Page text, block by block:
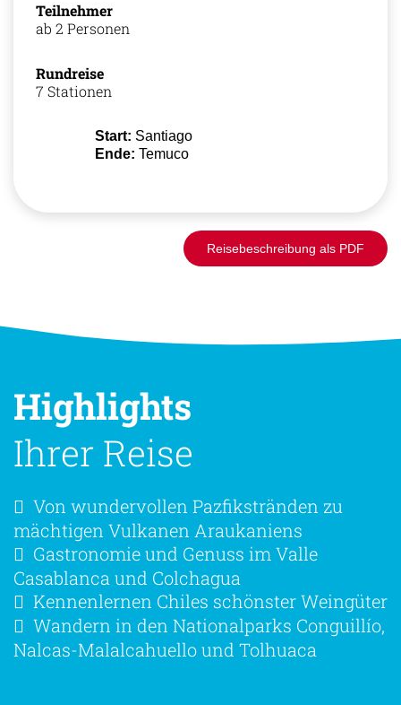
Teilnehmer
ab 2 Personen
Rundreise
7 Stationen
Start: Santiago
Ende: Temuco
Reisebeschreibung als PDF
Highlights
Ihrer Reise
Von wundervollen Pazfikstränden zu
mächtigen Vulkanen Araukaniens
Gastronomie und Genuss im Valle
Casablanca und Colchagua
Kennenlernen Chiles schönster Weingüter
Wandern in den Nationalparks Conguillío,
Nalcas-Malalcahuello und Tolhuaca